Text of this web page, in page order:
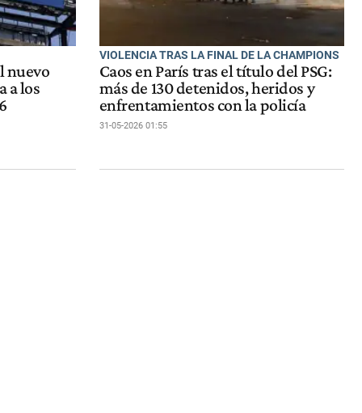
nuevo
a los
VIOLENCIA TRAS LA FINAL DE LA CHAMPIONS
Caos en París tras el título del PSG:
más de 130 detenidos, heridos y
enfrentamientos con la policía
31-05-2026 01:55